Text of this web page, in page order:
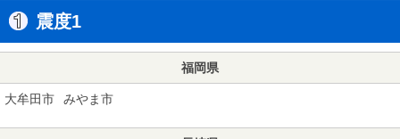
震度1
福岡県
大牟田市 みやま市